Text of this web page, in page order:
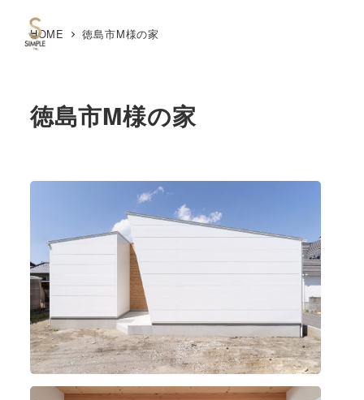
HOME 徳島市M様の家
徳島市M様の家